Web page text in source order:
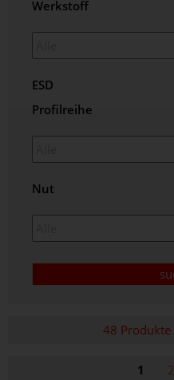
Werkstoff
ESD
Profilreihe
Nut
48 Produkte
1 2